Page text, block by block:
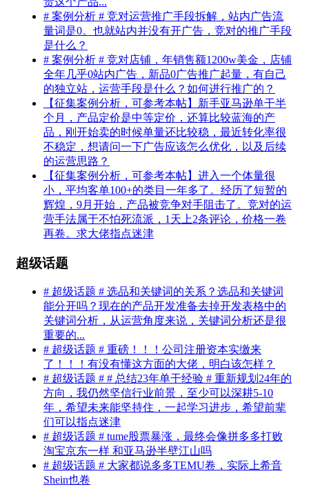
# 案例分析 # 竞对运营推广手段拆解，站内广告流
量词是0。也就站内并没有开广告，竞对的推广手段
是什么？
# 案例分析 # 竞对店铺，年销售额1200w美金，店铺
全年几乎0站内广告，新品0广告推广起量，有自己
的独立站，运营手段是什么？如何进行推广的？
【征集案例分析，可参考本帖】新手亚马逊单干半
个月，产品定价是中等定价，还算比较蓝海的产
品，刚开始卖的时候单量还比较稳，最近转化率很
不稳定，想请问一下广告应该怎么优化，以及后续
的运营思路？
【征集案例分析，可参考本帖】进入一个体量很
小，平均客单100+的类目一年多了。经历了短暂的
辉煌，9月开始，产品被竞争对手阻击了。竞对的运
营手法属于不怕死流派，1天上2条评论，价格一卷
再卷。求大佬指点迷津
超级话题
# 超级话题 # 选品和关键词的关系？选品和关键词
能分开吗？现在的产品开发准备去掉开发表格中的
关键词分析，从运营角度来说，关键词分析还是很
重要的...
# 超级话题 # 重磅！！！公司注册资本实缴来
了！！！有没有懂这方面的大佬，明白该怎样？
# 超级话题 # # 总结23年单干经验 # 重新规划24年的
方向，我仍然坚信行业前景，至少可以深耕5-10
年，希望未来能坚持住，一起学习进步，希望前辈
们可以指点迷津
# 超级话题 # tume股票暴涨，最终会像拼多多打败
淘宝京东一样 和亚马逊半壁江山吗
# 超级话题 # 大家都说多多TEMU卷，实际上希音
Shein也卷